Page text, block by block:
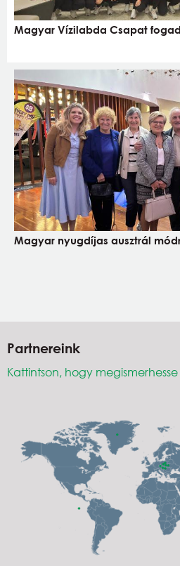
Magyar Vízilabda Csapat
Magyar nyugdíjas ausztrál
Partnereink
Kattintson, hogy